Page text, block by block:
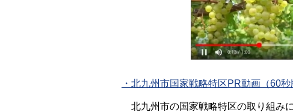
・北九州市国家戦略特区PR動画（60秒
北九州市の国家戦略特区の取り組み